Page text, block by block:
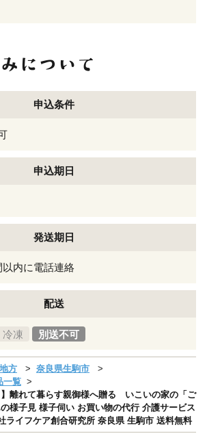
申込条件
申込期日
発送期日
以内に電話連絡
配送
冷凍 別送不可
方
奈良県生駒市
一覧
】離れて暮らす親御様へ贈る いこいの家の「ご
様子見 様子伺い お買い物の代行 介護サービス
ライフケア創合研究所 奈良県 生駒市 送料無料